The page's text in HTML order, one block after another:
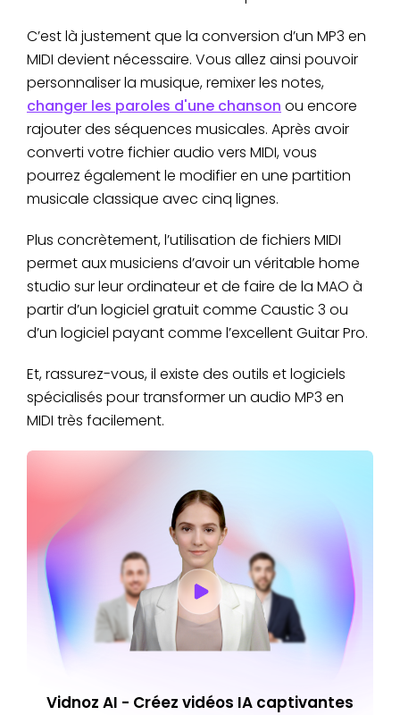
C’est là justement que la conversion d’un MP3 en
MIDI devient nécessaire. Vous allez ainsi pouvoir
personnaliser la musique, remixer les notes,
changer les paroles d'une chanson ou encore
rajouter des séquences musicales. Après avoir
converti votre fichier audio vers MIDI, vous
pourrez également le modifier en une partition
musicale classique avec cinq lignes.
Plus concrètement, l’utilisation de fichiers MIDI
permet aux musiciens d’avoir un véritable home
studio sur leur ordinateur et de faire de la MAO à
partir d’un logiciel gratuit comme Caustic 3 ou
d’un logiciel payant comme l’excellent Guitar Pro.
Et, rassurez-vous, il existe des outils et logiciels
spécialisés pour transformer un audio MP3 en
MIDI très facilement.
Vidnoz AI - Créez vidéos IA captivantes